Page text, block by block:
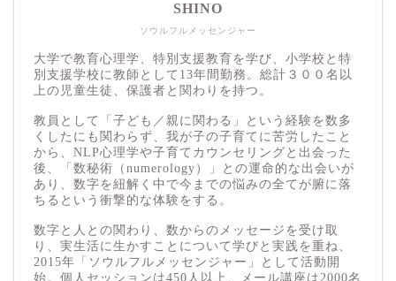
ソウルフルメッセンジャー
SHINO
大学で教育心理学、特別支援教育を学び、小学校と特
別支援学校に教師として13年間勤務。総計３００名以
上の児童生徒、保護者と関わりを持つ。
教員として「子ども／親に関わる」という経験を数多
くしたにも関わらず、我が子の子育てに苦労したこと
から、NLP心理学や子育てカウンセリングと出会った
後、「数秘術（numerology）」との運命的な出会いが
あり、数字を紐解く中で今までの悩みの全てが腑に落
ちるという衝撃的な体験をする。
数字と人との関わり、数からのメッセージを受け取
り、実生活に生かすことについて学びと実践を重ね、
2015年「ソウルフルメッセンジャー」として活動開
始。個人セッションは450人以上、メール講座は2000名